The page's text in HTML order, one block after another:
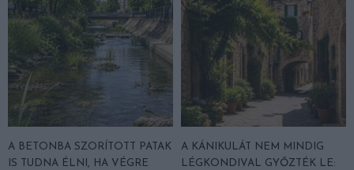
A BETONBA SZORÍTOTT PATAK
IS TUDNA ÉLNI, HA VÉGRE
A KÁNIKULÁT NEM MINDIG
LÉGKONDIVAL GYŐZTÉK LE: